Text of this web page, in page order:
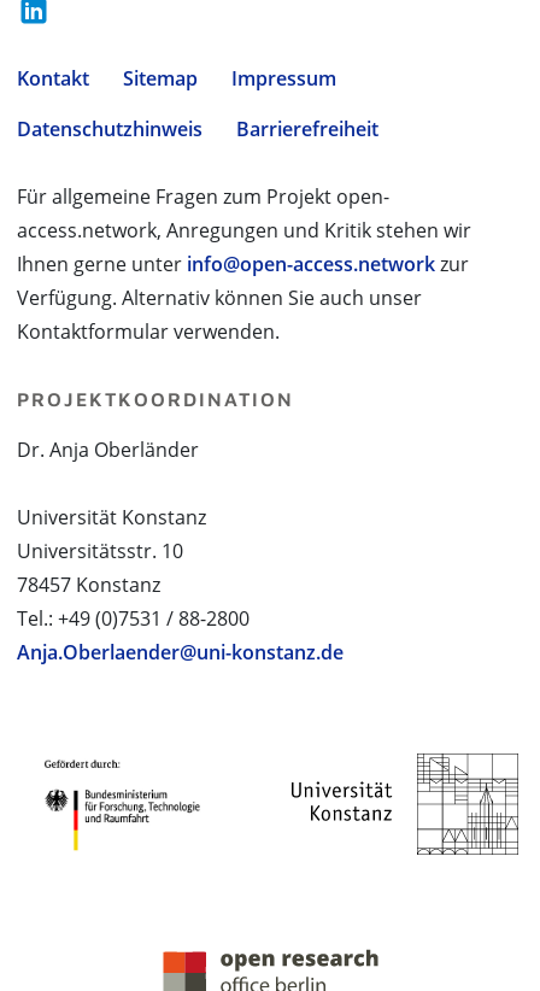
Kontakt Sitemap
Impressum
Datenschutzhinweis
Barrierefreiheit
Für allgemeine Fragen zum Projekt open-
access.network, Anregungen und Kritik stehen wir
Ihnen gerne unter info@open-access.networkzur
Verfügung. Alternativ können Sie auch unser
Kontaktformular verwenden.
PROJEKTKOORDINATION
Dr. Anja Oberländer
Universität Konstanz
Universitätsstr. 10
78457 Konstanz
Tel.: +49 (0)7531 / 88-2800
Anja.Oberlaender@uni-konstanz.de